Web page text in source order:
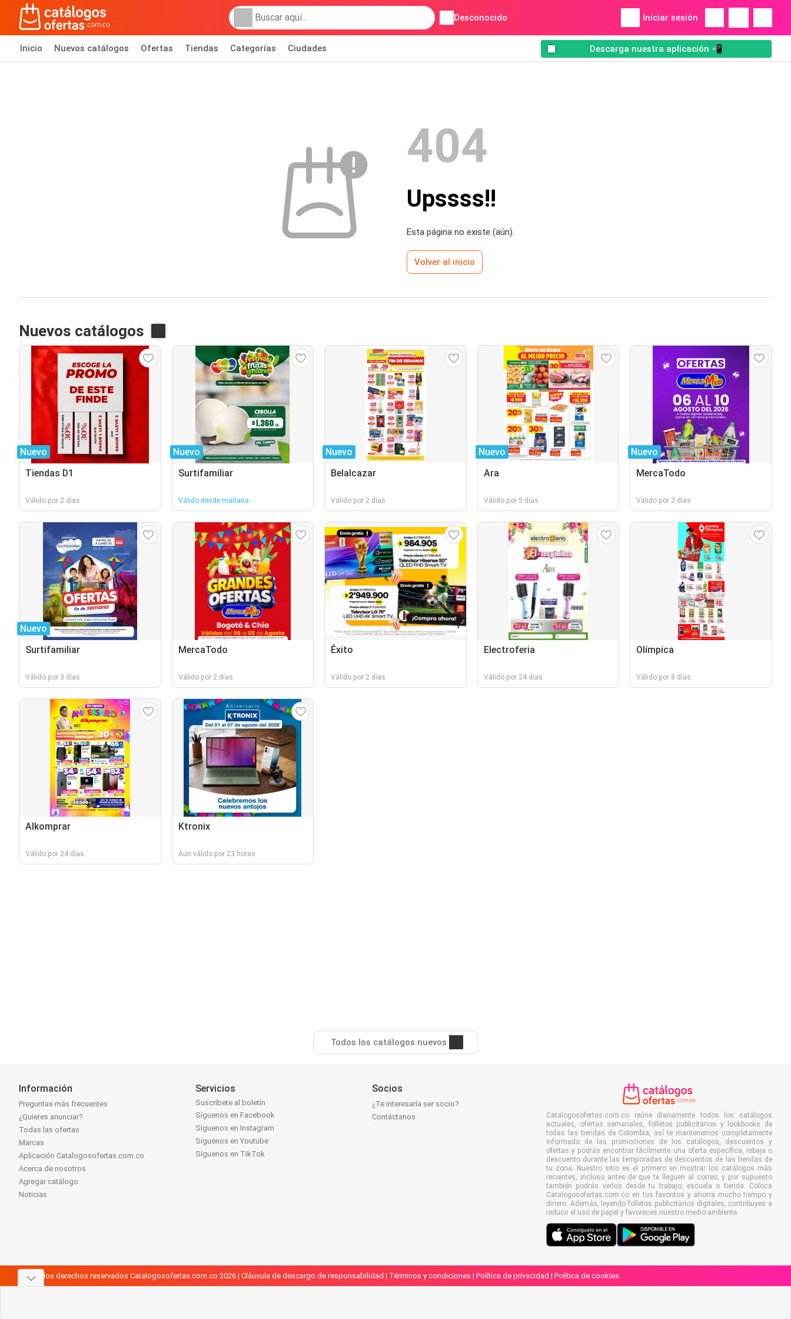
Desconocido Iniciar sesión
Inicio Nuevos catálogos Ofertas Tiendas Categorías Ciudades Descarga nuestra aplicación 📲
404
Upssss!!
Esta página no existe (aún).
Volver al inicio
Nuevos catálogos
Nuevo
Tiendas D1
Válido por 2 días
Nuevo
Surtifamiliar
Válido desde mañana
Nuevo
Belalcazar
Válido por 2 días
Nuevo
Ara
Válido por 5 días
Nuevo
MercaTodo
Válido por 3 días
Nuevo
Surtifamiliar
Válido por 3 días
MercaTodo
Válido por 2 días
Éxito
Válido por 2 días
Electroferia
Válido por 24 días
Olímpica
Válido por 8 días
Alkomprar
Válido por 24 días
Ktronix
Aún válido por 23 horas
Todos los catálogos nuevos
Información
Preguntas más frecuentes
¿Quieres anunciar?
Todas las ofertas
Marcas
Aplicación Catalogosofertas.com.co
Acerca de nosotros
Agregar catálogo
Noticias
Servicios
Suscríbete al boletín
Síguenos en Facebook
Síguenos en Instagram
Síguenos en Youtube
Síguenos en TikTok
Socios
¿Te interesaría ser socio?
Contáctanos
Catalogosofertas.com.co reúne diariamente todos los catálogos
actuales, ofertas semanales, folletos publicitarios y lookbooks de
todas las tiendas de Colombia, así te mantenemos completamente
informado de las promociones de los catálogos, descuentos y
ofertas y podrás encontrar fácilmente una oferta específica, rebaja o
descuento durante las temporadas de descuentos de las tiendas de
tu zona. Nuestro sitio es el primero en mostrar los catálogos más
recientes, incluso antes de que te lleguen al correo, y por supuesto
también podrás verlos desde tu trabajo, escuela o tienda. Coloca
Catalogosofertas.com.co en tus favoritos y ahorra mucho tiempo y
dinero. Además, leyendo folletos publicitarios digitales, contribuyes a
reducir el uso de papel y favoreces nuestro medio ambiente.
Todos los derechos reservados Catalogosofertas.com.co 2026 | Cláusula de descargo de responsabilidad | Términos y condiciones | Política de privacidad | Política de cookies